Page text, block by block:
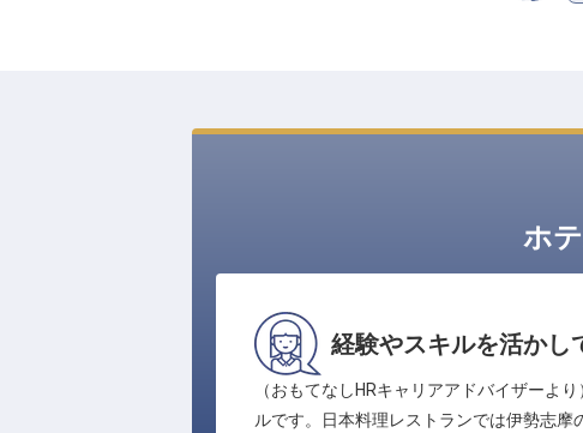
ホ
経験やスキルを活かし
（おもてなしHRキャリアアドバイザーよ
ルです。日本料理レストランでは伊勢志